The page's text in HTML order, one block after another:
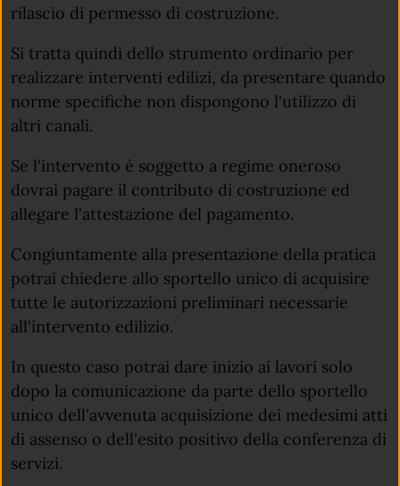
rilascio di permesso di costruzione.
Si tratta quindi dello strumento ordinario per
realizzare interventi edilizi, da presentare quando
norme specifiche non dispongono l'utilizzo di
altri canali.
Se l'intervento è soggetto a regime oneroso
dovrai pagare il contributo di costruzione ed
allegare l'attestazione del pagamento.
Congiuntamente alla presentazione della pratica
potrai chiedere allo sportello unico di acquisire
tutte le autorizzazioni preliminari necessarie
all'intervento edilizio.
In questo caso potrai dare inizio ai lavori solo
dopo la comunicazione da parte dello sportello
unico dell'avvenuta acquisizione dei medesimi atti
di assenso o dell'esito positivo della conferenza di
servizi.